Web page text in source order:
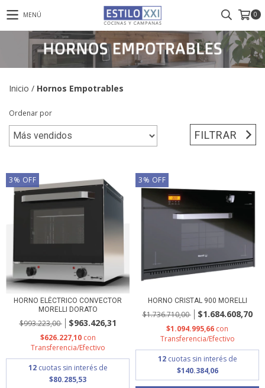
MENÚ 0
Inicio / Hornos Empotrables
Ordenar por
FILTRAR
3% OFF
HORNO ELÉCTRICO CONVECTOR
MORELLI DORATO
$993.223,00 $963.426,31
$626.227,10 con
Transferencia/Efectivo
12 cuotas sin interés de
$80.285,53
3% OFF
HORNO CRISTAL 900 MORELLI
$1.736.710,00 $1.684.608,70
$1.094.995,66 con
Transferencia/Efectivo
12 cuotas sin interés de
$140.384,06